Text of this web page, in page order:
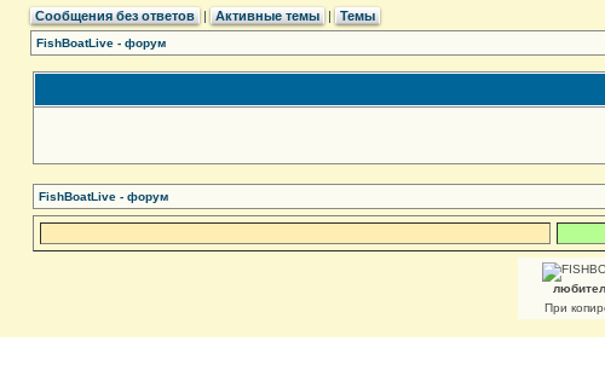
Сообщения без ответов | Активные темы | Темы
FishBoatLive - форум
FishBoatLive - форум
При